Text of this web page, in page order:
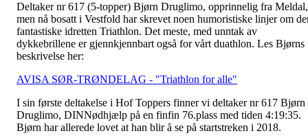
Deltaker nr 617 (5-topper) Bjørn Druglimo, opprinnelig fra Meldal,
men nå bosatt i Vestfold har skrevet noen humoristiske linjer om
fantastiske idretten Triathlon. Det meste, med unntak av
dykkebrillene er gjennkjennbart også for vårt duathlon. Les Bjørns
beskrivelse her:
AVISA SØR-TRØNDELAG - "Triathlon for alle"
I sin første deltakelse i Hof Toppers finner vi deltaker nr 617 Bjørn
Druglimo, DINNødhjælp på en finfin 76.plass med tiden 4:19:35.
Bjørn har allerede lovet at han blir å se på startstreken i 2018.